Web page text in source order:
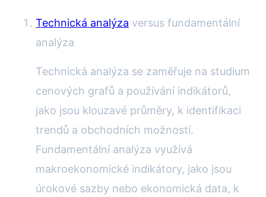
Technická analýza versus fundamentální
analýza
Technická analýza se zaměřuje na studium
cenových grafů a používání indikátorů,
jako jsou klouzavé průměry, k identifikaci
trendů a obchodních možností.
Fundamentální analýza využívá
makroekonomické indikátory, jako jsou
úrokové sazby nebo ekonomická data, k